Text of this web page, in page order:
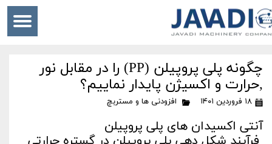
چگونه پلی­ پروپیلن (PP) را در مقابل نور
,حرارت و اکسیژن پایدار نماییم؟
۱۸ فروردین ۱۴۰۱ افزودنی ها و مستربچ
آنتی اکسیدان های پلی پروپیلن